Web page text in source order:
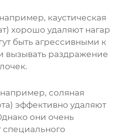
каустическая
хорошо удаляют нагар
быть агрессивными к
вызывать раздражение
соляная
эффективно удаляют
они очень
специального